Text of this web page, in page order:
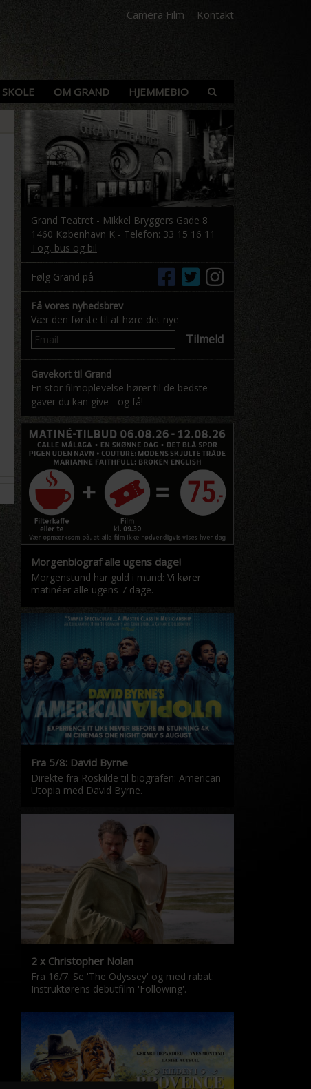
Camera Film Kontakt
SKOLE OM GRAND HJEMMEBIO
Grand Teatret - Mikkel Bryggers Gade 8
1460 København K - Telefon: 33 15 16 11
Tog, bus og bil
Følg Grand på
Få vores nyhedsbrev
Vær den første til at høre det nye
Tilmeld
Gavekort til Grand
En stor filmoplevelse hører til de bedste
gaver du kan give - og få!
Morgenbiograf alle ugens dage!
Morgenstund har guld i mund: Vi kører
matinéer alle ugens 7 dage.
Fra 5/8: David Byrne
Direkte fra Roskilde til biografen: American
Utopia med David Byrne.
2 x Christopher Nolan
Fra 16/7: Se 'The Odyssey' og med rabat:
Instruktørens debutfilm 'Following'.